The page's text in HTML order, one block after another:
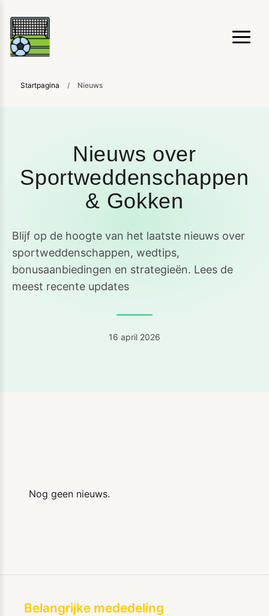
Startpagina / Nieuws
Nieuws over
Sportweddenschappen
& Gokken
Blijf op de hoogte van het laatste nieuws over
sportweddenschappen, wedtips,
bonusaanbiedingen en strategieën. Lees de
meest recente updates
16 april 2026
Nog geen nieuws.
Belangrijke mededeling